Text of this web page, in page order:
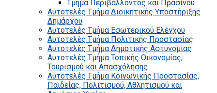
Τμήμα Περιβάλλοντος και Πρασίνου
Αυτοτελές Τμήμα Διοικητικής Υποστήριξης
Δημάρχου
Αυτοτελές Τμήμα Εσωτερικού Ελέγχου
Αυτοτελές Τμήμα Πολιτικής Προστασίας
Αυτοτελές Τμήμα Δημοτικής Αστυνομίας
Αυτοτελές Τμήμα Τοπικής Οικονομίας,
Τουρισμού και Απασχόλησης
Αυτοτελές Τμήμα Κοινωνικής Προστασίας,
Παιδείας, Πολιτισμού, Αθλητισμού και